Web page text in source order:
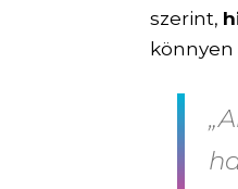
szerint,
könnyen